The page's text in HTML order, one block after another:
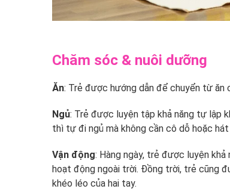
Chăm sóc & nuôi dưỡng
Ăn: Trẻ được hướng dẫn để chuyển từ ăn
Ngủ: Trẻ được luyện tập khả năng tự lập
thì tự đi ngủ mà không cần cô dỗ hoặc hát
Vận động: Hàng ngày, trẻ được luyện
hoạt động ngoài trời. Đồng trời, trẻ cũng
khéo léo của hai tay.